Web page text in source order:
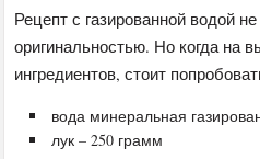
Рецепт с газированной водой
оригинальностью. Но когда на
ингредиентов, стоит
вода минеральная
лук – 250 грамм